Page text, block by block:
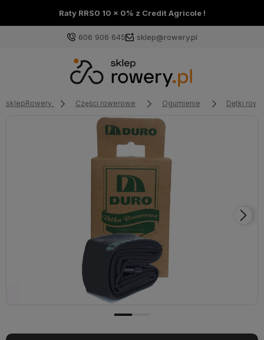
Raty RRS0 10 x 0% z Credit Agricole !
606 906 645 sklep@rowery.pl
sklepRowery Części rowerowe Ogumienie Dętki